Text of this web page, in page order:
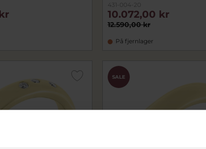
431-004-20
12.590,00 kr
10.072,00 kr
På fjernlager
SALE